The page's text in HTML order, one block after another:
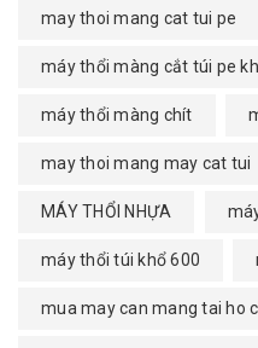
may thoi mang cat tui pe
máy thổi màng cắt túi pe
máy thổi màng chít
may thoi mang may cat tui
MÁY THỔI NHỰA
máy thổi túi khổ 600
mua may can mang tai ho